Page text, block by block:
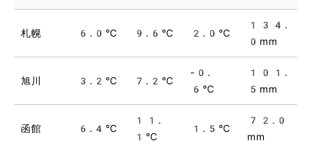
札幌 6.0℃ 9.6℃ 2.0℃
134.
0mm
旭川 3.2℃ 7.2℃
-0.
6℃
101.
5mm
函館 6.4℃
11.
1℃
1.5℃
72.0
mm